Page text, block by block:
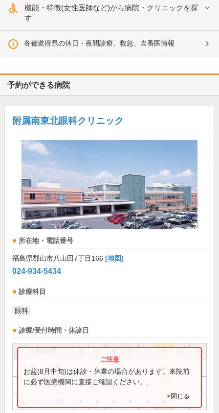
機能・特徴(女性医師など)から病院・クリニックを探
す
各都道府県の休日・夜間診療、救急、当番医情報
予約ができる病院
附属南東北眼科クリニック
所在地・電話番号
福島県郡山市八山田7丁目166 [地図]
024-934-5434
診療科目
眼科
診療/受付時間・休診日
祝
8:30～12:00 ● ●
9:00～12:00 ● ●
お盆(8月中旬)は休診・休業の場合があります。来院前
に必ず医療機関に直接ご確認ください。
×閉じる